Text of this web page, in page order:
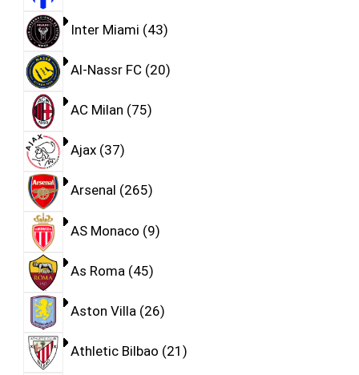
Inter Miami 43
Al-Nassr FC 20
AC Milan 75
Ajax 37
Arsenal 265
AS Monaco 9
As Roma 45
Aston Villa 26
Athletic Bilbao 21